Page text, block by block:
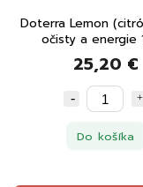
Doterra Lemon
očisty a energie
25,20 €
Do košíka